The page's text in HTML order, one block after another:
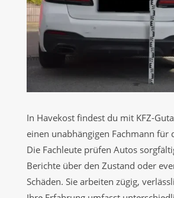
In Havekost findest du mit KFZ-
einen unabhängigen Fachmann für
Die Fachleute prüfen Autos
Berichte über den Zustand oder
Schäden. Sie arbeiten zügig,